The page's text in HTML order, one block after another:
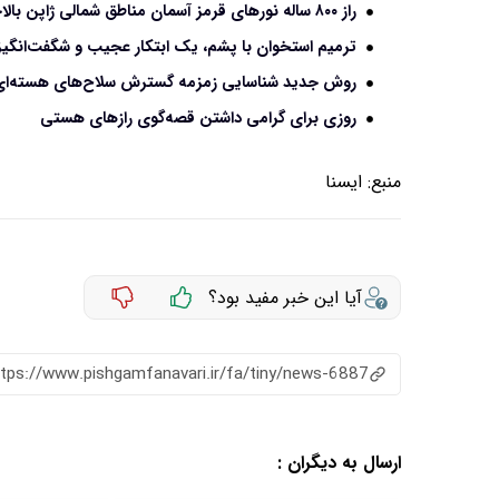
راز ۸۰۰ ساله نورهای قرمز آسمان مناطق شمالی ژاپن بالاخره فاش شد
ترمیم استخوان با پشم، یک ابتکار عجیب و
روش جدید شناسایی زمزمه‌ گسترش سلاح‌های
روزی برای گرامی‌ داشتن قصه‌گوی رازهای هستی
منبع: ايسنا
آیا این خبر مفید بود؟
www.pishgamfanavari.ir/fa/tiny/news-6887
ارسال به دیگران :